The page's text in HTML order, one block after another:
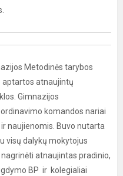
Metodinės tarybos
aptartos atnaujintų
Gimnazijos
komandos nariai
naujienomis. Buvo nutarta
visų dalykų mokytojus
atnaujintas pradinio,
BP ir kolegialiai